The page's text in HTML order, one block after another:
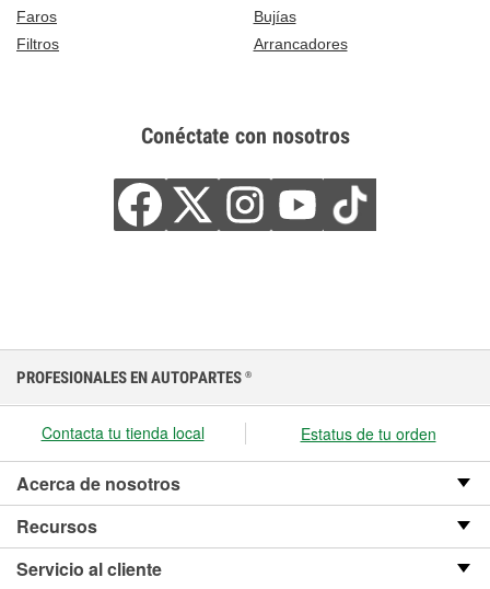
Faros
Bujías
Filtros
Arrancadores
Conéctate con nosotros
PROFESIONALES EN AUTOPARTES ®
Contacta tu tienda local Estatus de tu orden
Acerca de nosotros
Recursos
Servicio al cliente